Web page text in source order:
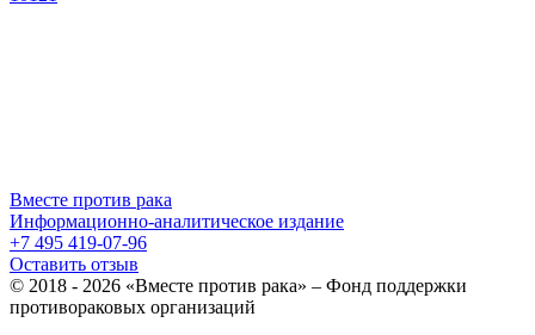
Вместе против рака
Информационно-аналитическое издание
+7 495 419-07-96
Оставить отзыв
© 2018 - 2026 «Вместе против рака» – Фонд поддержки
противораковых организаций